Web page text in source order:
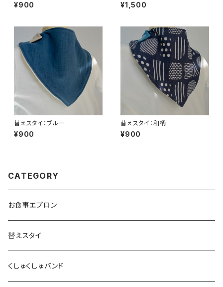
¥900 ¥1,500
替えスタイ：ブルー
¥900
替えスタイ：和柄
¥900
CATEGORY
お食事エプロン
替えスタイ
くしゅくしゅバンド